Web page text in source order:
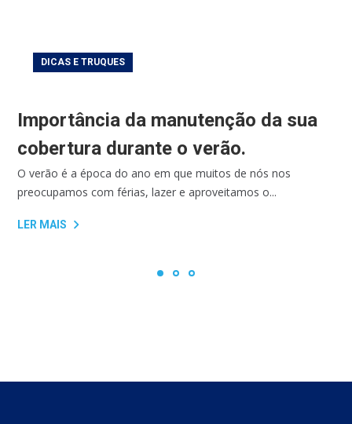
DICAS E TRUQUES
Importância da manutenção da sua
cobertura durante o verão.
O verão é a época do ano em que muitos de nós nos
preocupamos com férias, lazer e aproveitamos o...
LER MAIS